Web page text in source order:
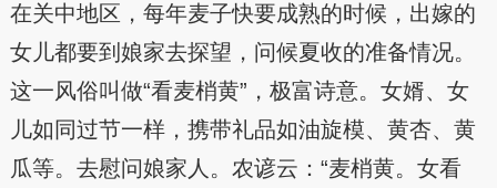
在关中地区，每年麦子快要成熟的时候，出嫁的
女儿都要到娘家去探望，问候夏收的准备情况。
这一风俗叫做“看麦梢黄”，极富诗意。女婿、女
儿如同过节一样，携带礼品如油旋模、黄杏、黄
瓜等。去慰问娘家人。农谚云：“麦梢黄。女看